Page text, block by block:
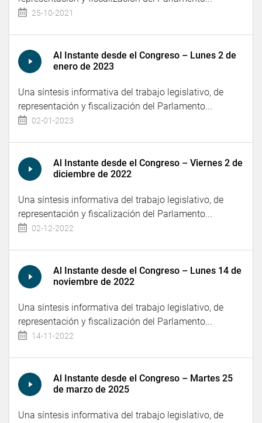
25-10-2021
Al Instante desde el Congreso – Lunes 2 de
enero de 2023
Una síntesis informativa del trabajo legislativo, de
representación y fiscalización del Parlamento...
02-01-2023
Al Instante desde el Congreso – Viernes 2 de
diciembre de 2022
Una síntesis informativa del trabajo legislativo, de
representación y fiscalización del Parlamento...
02-12-2022
Al Instante desde el Congreso – Lunes 14 de
noviembre de 2022
Una síntesis informativa del trabajo legislativo, de
representación y fiscalización del Parlamento...
14-11-2022
Al Instante desde el Congreso – Martes 25
de marzo de 2025
Una síntesis informativa del trabajo legislativo, de